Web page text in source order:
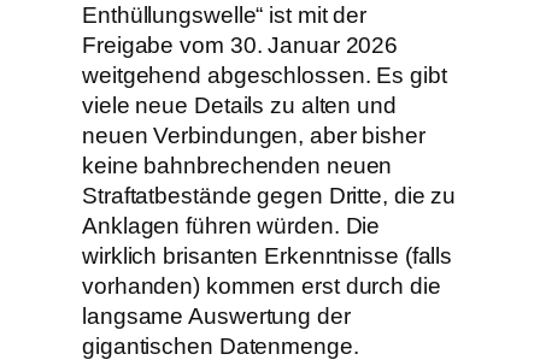
Enthüllungswelle“ ist mit der
Freigabe vom 30. Januar 2026
weitgehend abgeschlossen. Es gibt
viele neue Details zu alten und
neuen Verbindungen, aber bisher
keine bahnbrechenden neuen
Straftatbestände gegen Dritte, die zu
Anklagen führen würden. Die
wirklich brisanten Erkenntnisse (falls
vorhanden) kommen erst durch die
langsame Auswertung der
gigantischen Datenmenge.